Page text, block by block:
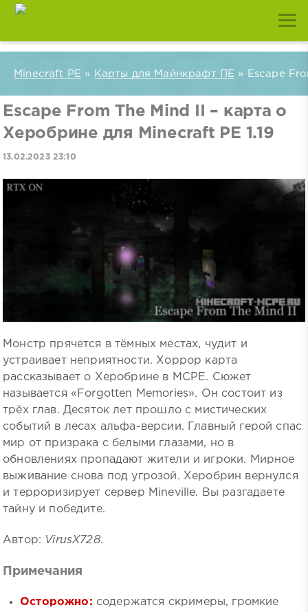
Minecraft PE » Карты для Майнкрафт ПЕ » Escape
Escape From The Mind II – карта о
Херобрине для Minecraft PE 1.19
13.02.2023 23:10
Монстр прячется в тёмных местах, чудит и
устраивает неприятности. Хоррор карта
рассказывает о Херобрине в MCPE. Сюжет
называется «Forgotten Memories». Он состоит из
трёх глав. Десяток лет прошло с мистических
событий в лесах альфа-версии. Главный герой спас
мир от призрака с белыми глазами, но в
обновлениях пропадают жители и игроки. Мирное
выживание снова под угрозой. Херобрин вернулся
и терроризирует сервер Mineville. Вы разгадаете
тайну и победите.
Автор: VirusX728.
Примечания
Осторожно: содержатся скримеры, громкие